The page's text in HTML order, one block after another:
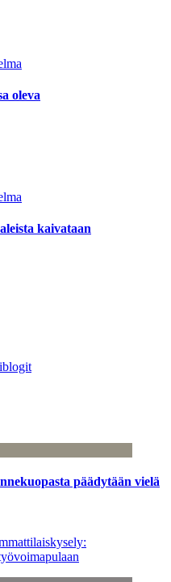
oleva
kaivataan
päädytään vielä